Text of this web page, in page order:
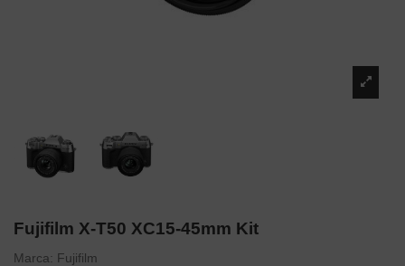
Fujifilm X-T50 XC15-45mm Kit
Marca: Fujifilm